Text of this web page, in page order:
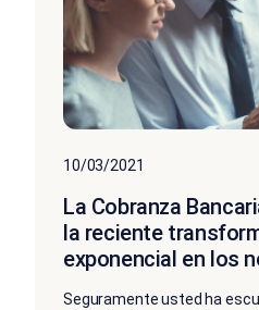
10/03/2021
La Cobranza
la reciente
exponencial en los
Seguramente usted ha